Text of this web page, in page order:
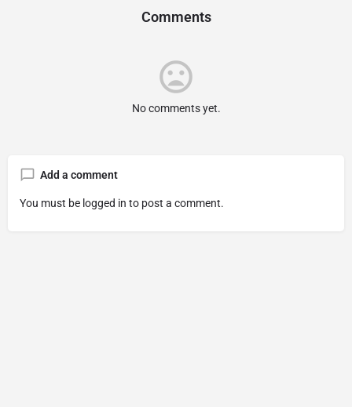
Comments
No comments yet.
Add a comment
You must be logged in to post a comment.